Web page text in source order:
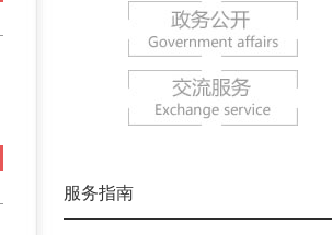
服务指南